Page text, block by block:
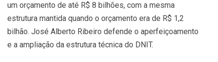
um orçamento de até R$ 8 bilhões, com a mesma
estrutura mantida quando o orçamento era de R$ 1,2
bilhão. José Alberto Ribeiro defende o aperfeiçoamento
e a ampliação da estrutura técnica do DNIT.